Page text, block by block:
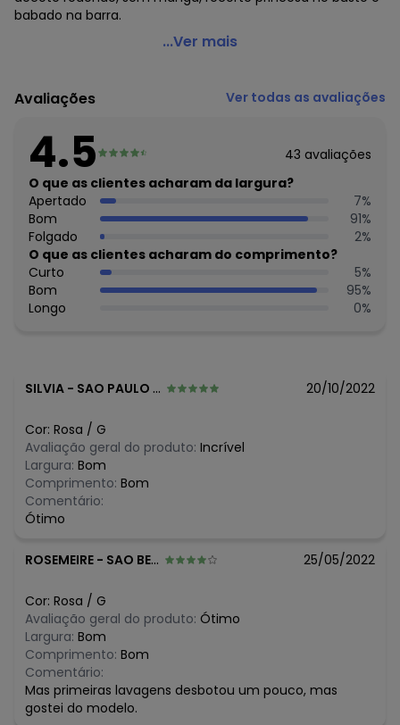
babado na barra.
Rosalie - Regata Peplum Floral Rosa Moda Evangélica
Modelagem: Justo
Decote frente: Redondo
Complemento: Babado na barra; recorte anatômico
Observação: Modelo peplum
Tecido: Helanca
Composição: 100% poliéster
Histórico de preços
O preço apresentado abaixo é o menor oferecido em
algum dia do mês, para o menor tamanho disponível.
agosto/2026
N/D*
julho/2026 N/D*
março/2026 N/D*
...Ver mais
Avaliações Ver todas as avaliações
4.5 43 avaliações
O que as clientes acharam da largura?
Apertado
7%
Bom
91%
Folgado
2%
O que as clientes acharam do comprimento?
Curto
5%
Bom
95%
Longo
0%
SILVIA - SAO PAULO - SP 20/10/2022
Cor: Rosa / G
Avaliação geral do produto: Incrível
Largura: Bom
Comprimento: Bom
Comentário:
Ótimo
ROSEMEIRE - SAO BERNARDO DO CAMPO - SP 25/05/2022
Cor: Rosa / G
Avaliação geral do produto: Ótimo
Largura: Bom
Comprimento: Bom
Comentário:
Mas primeiras lavagens desbotou um pouco, mas
gostei do modelo.